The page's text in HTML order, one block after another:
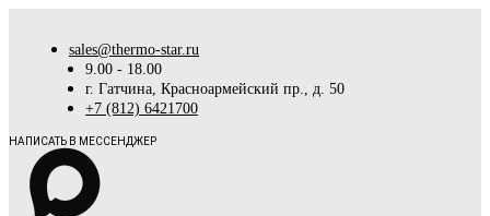
sales@thermo-star.ru
9.00 - 18.00
г. Гатчина, Красноармейский пр., д. 50
+7 (812) 6421700
НАПИСАТЬ В МЕССЕНДЖЕР